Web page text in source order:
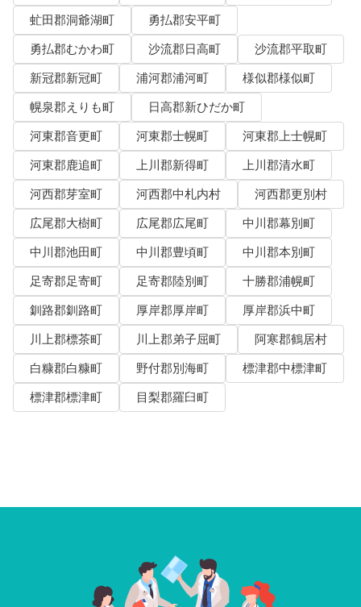
虻田郡洞爺湖町
勇払郡安平町
勇払郡むかわ町
沙流郡日高町
沙流郡平取町
新冠郡新冠町
浦河郡浦河町
様似郡様似町
幌泉郡えりも町
日高郡新ひだか町
河東郡音更町
河東郡士幌町
河東郡上士幌町
河東郡鹿追町
上川郡新得町
上川郡清水町
河西郡芽室町
河西郡中札内村
河西郡更別村
広尾郡大樹町
広尾郡広尾町
中川郡幕別町
中川郡池田町
中川郡豊頃町
中川郡本別町
足寄郡足寄町
足寄郡陸別町
十勝郡浦幌町
釧路郡釧路町
厚岸郡厚岸町
厚岸郡浜中町
川上郡標茶町
川上郡弟子屈町
阿寒郡鶴居村
白糠郡白糠町
野付郡別海町
標津郡中標津町
標津郡標津町
目梨郡羅臼町